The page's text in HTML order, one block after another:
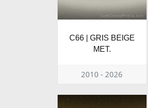
C66 | GRIS BEIGE
MET.
2010 - 2026